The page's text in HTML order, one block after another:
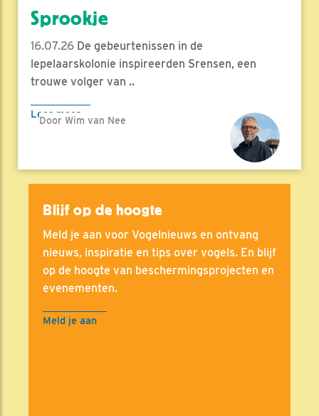
Sprookje
16.07.26 De gebeurtenissen in de
lepelaarskolonie inspireerden Srensen, een
trouwe volger van ..
Lees meer
Door Wim van Nee
Blijf op de hoogte
Meld je aan voor Vogelnieuws en ontvang
nieuws, inspiratie en tips over vogels. En blijf
op de hoogte van beschermingsprojecten en
evenementen.
Meld je aan